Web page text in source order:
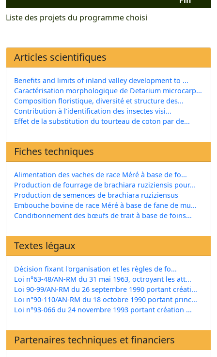
Liste des projets du programme choisi
Articles scientifiques
Benefits and limits of inland valley development to ...
Caractérisation morphologique de Detarium microcarp...
Composition floristique, diversité et structure des...
Contribution à l’identification des insectes visi...
Effet de la substitution du tourteau de coton par de...
Fiches techniques
Alimentation des vaches de race Méré à base de fo...
Production de fourrage de brachiara ruziziensis pour...
Production de semences de brachiara ruziziensus
Embouche bovine de race Méré à base de fane de mu...
Conditionnement des bœufs de trait à base de foins...
Textes légaux
Décision fixant l'organisation et les règles de fo...
Loi n°63-48/AN-RM du 31 mai 1963, octroyant les att...
Loi 90-99/AN-RM du 26 septembre 1990 portant créati...
Loi n°90-110/AN-RM du 18 octobre 1990 portant princ...
Loi n°93-066 du 24 novembre 1993 portant création ...
Partenaires techniques et financiers